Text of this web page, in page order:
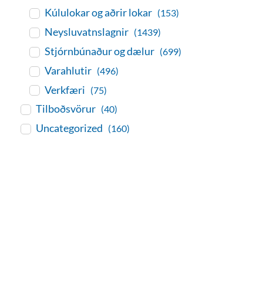
Kúlulokar og aðrir lokar (153)
Neysluvatnslagnir (1439)
Stjórnbúnaður og dælur (699)
Varahlutir (496)
Verkfæri (75)
Tilboðsvörur (40)
Uncategorized (160)